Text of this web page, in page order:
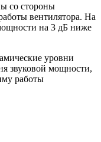
со стороны
вентилятора. На
на 3 дБ ниже
уровни
звуковой мощности,
работы